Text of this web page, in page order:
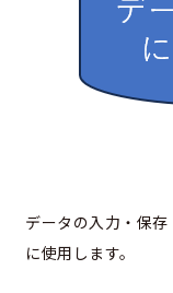
データの入力・保
に使用します。